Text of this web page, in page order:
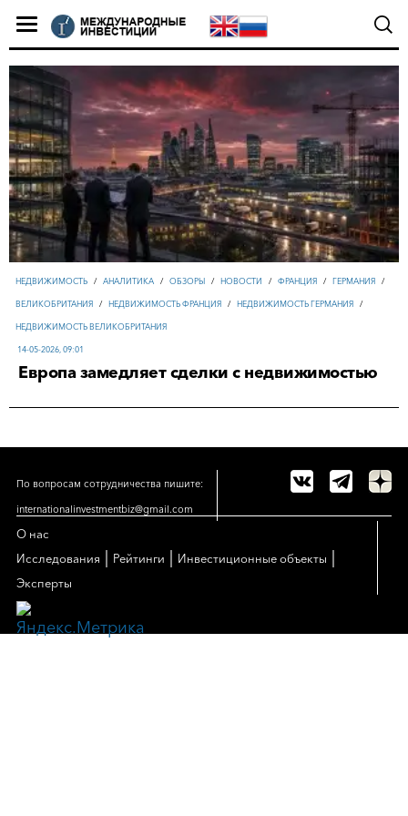
НЕДВИЖИМОСТЬ / АНАЛИТИКА / ОБЗОРЫ / НОВОСТИ / ФРАНЦИЯ / ГЕРМАНИЯ /
ВЕЛИКОБРИТАНИЯ / НЕДВИЖИМОСТЬ ФРАНЦИЯ / НЕДВИЖИМОСТЬ ГЕРМАНИЯ /
НЕДВИЖИМОСТЬ ВЕЛИКОБРИТАНИЯ
14-05-2026, 09:01
Европа замедляет сделки с недвижимостью
По вопросам сотрудничества пишите:
internationalinvestmentbiz@gmail.com
О нас
Исследования
Рейтинги Инвестиционные объекты
Эксперты